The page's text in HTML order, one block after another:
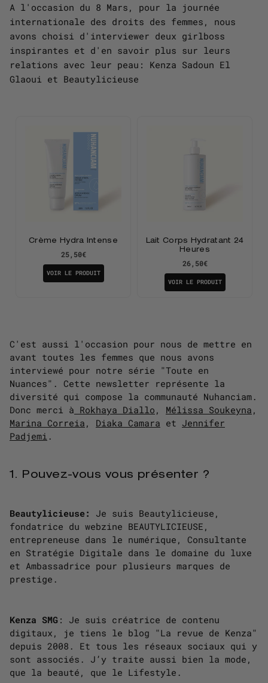
A l'occasion du 8 Mars, pour la journée
internationale des droits des femmes, nous
avons choisi d'interviewer deux girlboss
inspirantes et d'en savoir plus sur leurs
relations avec leur peau: Kenza Sadoun El
Glaoui et Beautylicieuse
Crème Hydra Intense
25,50€
VOIR LE PRODUIT
Lait Corps Hydratant 24
Heures
26,50€
VOIR LE PRODUIT
C'est aussi l'occasion pour nous de mettre en
avant toutes les femmes que nous avons
interviewé pour notre série "Toute en
Nuances". Cette newsletter représente la
diversité qui compose la communauté Nuhanciam.
Donc merci à Rokhaya Diallo , Mélissa Soukeyna ,
Marina Correia , Diaka Camara et Jennifer
Padjemi .
1. Pouvez-vous vous présenter ?
Beautylicieuse: Je suis Beautylicieuse,
fondatrice du webzine BEAUTYLICIEUSE,
entrepreneuse dans le numérique, Consultante
en Stratégie Digitale dans le domaine du luxe
et Ambassadrice pour plusieurs marques de
prestige.
Kenza SMG : Je suis créatrice de contenu
digitaux, je tiens le blog "La revue de Kenza"
depuis 2008. Et tous les réseaux sociaux qui y
sont associés. J’y traite aussi bien la mode,
que la beauté, que le Lifestyle.